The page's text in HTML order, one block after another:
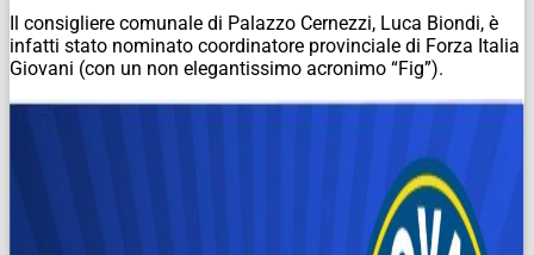
Il consigliere comunale di Palazzo Cernezzi, Luca Biondi, è
infatti stato nominato coordinatore provinciale di Forza Italia
Giovani (con un non elegantissimo acronimo “Fig”).